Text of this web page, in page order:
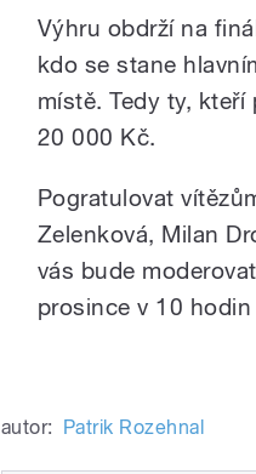
Výhru obdrží na
kdo se stane
místě. Tedy ty,
20 000 Kč.
Pogratulovat
Zelenková, Milan
vás bude
prosince v 10
autor: Patrik Rozehnal